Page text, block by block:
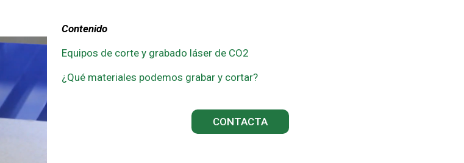
Contenido
Equipos de corte y grabado láser de CO2
¿Qué materiales podemos grabar y cortar?
CONTACTA